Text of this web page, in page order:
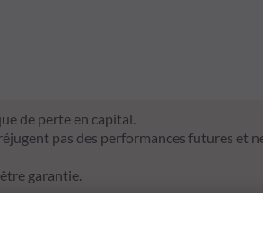
de perte en capital.
pas des performances futures et
garantie.